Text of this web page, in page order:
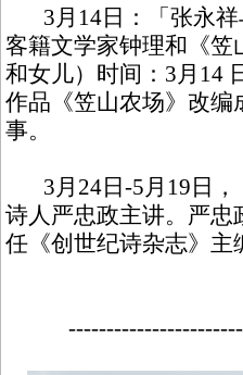
3月14日：「张永祥
客籍文学家钟理和《
和女儿）时间：3月14
作品《笠山农场》改
事。
3月24日-5月19日，
诗人严忠政主讲。严
任《创世纪诗杂志》主